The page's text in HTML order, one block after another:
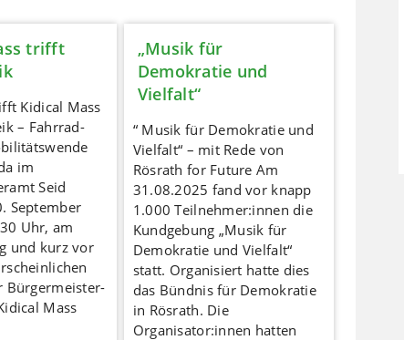
trifft
Kidical Mass
– Fahrrad-
im
Seid
September
Uhr, am
und kurz vor
Bürgermeister-
Mass
„Musik für
Demokratie und
Vielfalt“
“ Musik für Demokratie und
Vielfalt“ – mit Rede von
Rösrath for Future Am
31.08.2025 fand vor knapp
1.000 Teilnehmer:innen die
Kundgebung „Musik für
Demokratie und Vielfalt“
statt. Organisiert hatte dies
das Bündnis für Demokratie
in Rösrath. Die
Organisator:innen hatten